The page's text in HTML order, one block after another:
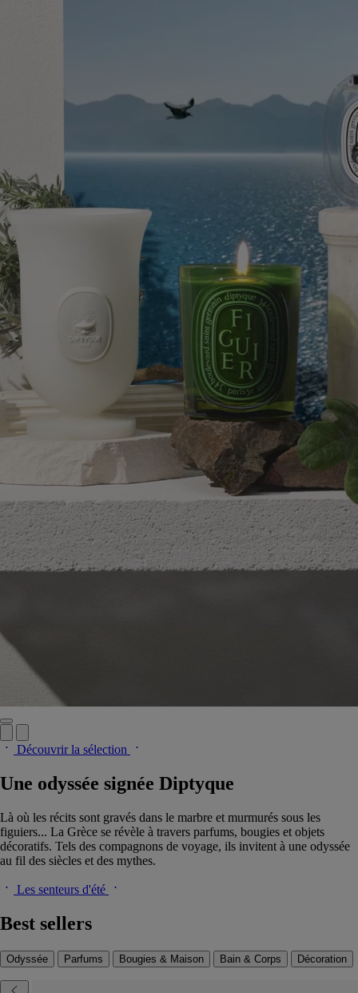
Découvrir la sélection
Une odyssée signée Diptyque
Là où les récits sont gravés dans le marbre et murmurés sous les
figuiers... La Grèce se révèle à travers parfums, bougies et objets
décoratifs. Tels des compagnons de voyage, ils invitent à une odyssée
au fil des siècles et des mythes.
Les senteurs d'été
Best sellers
Odyssée Parfums Bougies & Maison Bain & Corps Décoration